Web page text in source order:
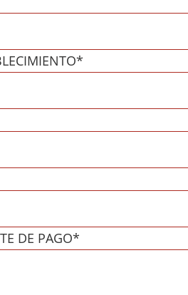
DE PAGO*